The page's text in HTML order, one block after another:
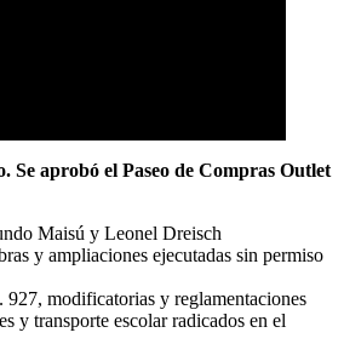
Se aprobó el Paseo de Compras Outlet
Maisú y Leonel Dreisch
y ampliaciones ejecutadas sin permiso
modificatorias y reglamentaciones
y transporte escolar radicados en el